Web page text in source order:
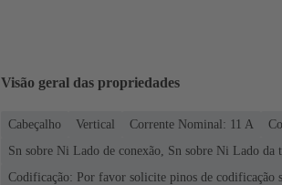
Visão geral das propriedades
Cabeçalho Vertical Corrente Nominal: ‌11 A
Sn sobre Ni Lado de conexão, Sn sobre Ni Lado da
Codificação: Por favor solicite pinos de codificação